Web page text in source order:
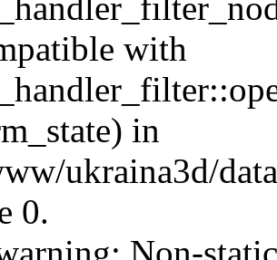
with
in
ukraina3d/
0.